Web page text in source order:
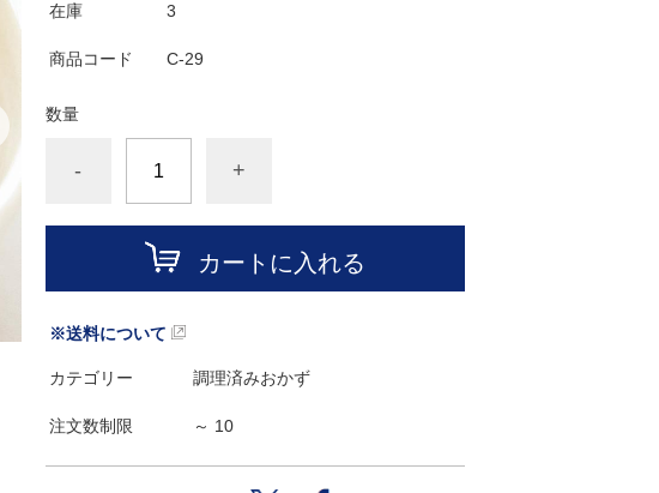
在庫 3
商品コード C-29
数量
- +
カートに入れる
※送料について
カテゴリー 調理済みおかず
注文数制限 ～ 10